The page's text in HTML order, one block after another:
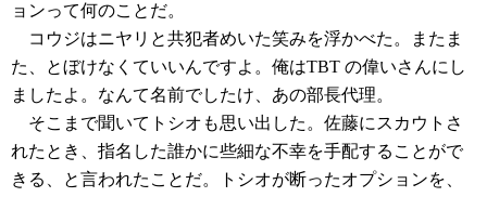
ョンって何のことだ。
コウジはニヤリと共犯者めいた笑みを浮かべた。またま
た、とぼけなくていいんですよ。俺はTBT の偉いさんにし
ましたよ。なんて名前でしたけ、あの部長代理。
そこまで聞いてトシオも思い出した。佐藤にスカウトさ
れたとき、指名した誰かに些細な不幸を手配することがで
きる、と言われたことだ。トシオが断ったオプションを、